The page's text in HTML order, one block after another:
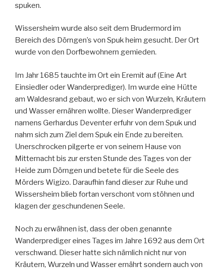
spuken.
Wissersheim wurde also seit dem Brudermord im
Bereich des Dörngen’s von Spuk heim gesucht. Der Ort
wurde von den Dorfbewohnern gemieden.
Im Jahr 1685 tauchte im Ort ein Eremit auf (Eine Art
Einsiedler oder Wanderprediger). Im wurde eine Hütte
am Waldesrand gebaut, wo er sich von Wurzeln, Kräutern
und Wasser ernähren wollte. Dieser Wanderprediger
namens Gerhardus Deventer erfuhr von dem Spuk und
nahm sich zum Ziel dem Spuk ein Ende zu bereiten.
Unerschrocken pilgerte er von seinem Hause von
Mitternacht bis zur ersten Stunde des Tages von der
Heide zum Dörngen und betete für die Seele des
Mörders Wigizo. Daraufhin fand dieser zur Ruhe und
Wissersheim blieb fortan verschont vom stöhnen und
klagen der geschundenen Seele.
Noch zu erwähnen ist, dass der oben genannte
Wanderprediger eines Tages im Jahre 1692 aus dem Ort
verschwand. Dieser hatte sich nämlich nicht nur von
Kräutern, Wurzeln und Wasser ernährt sondern auch von